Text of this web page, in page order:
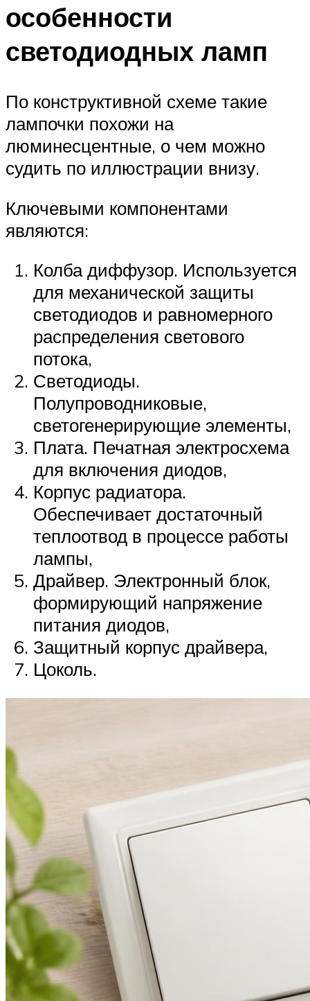
особенности
светодиодных ламп
По конструктивной схеме такие
лампочки похожи на
люминесцентные, о чем можно
судить по иллюстрации внизу.
Ключевыми компонентами
являются:
Колба диффузор. Используется
для механической защиты
светодиодов и равномерного
распределения светового
потока,
Светодиоды.
Полупроводниковые,
светогенерирующие элементы,
Плата. Печатная электросхема
для включения диодов,
Корпус радиатора.
Обеспечивает достаточный
теплоотвод в процессе работы
лампы,
Драйвер. Электронный блок,
формирующий напряжение
питания диодов,
Защитный корпус драйвера,
Цоколь.